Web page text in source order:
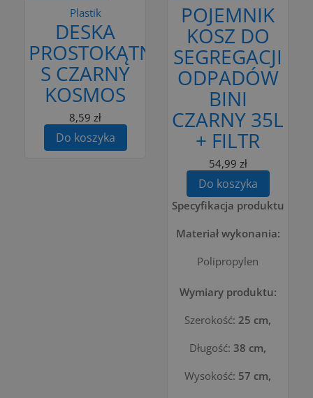
Plastik
DESKA
PROSTOKĄTNA
S CZARNY
KOSMOS
8,59 zł
Do koszyka
POJEMNIK
KOSZ DO
SEGREGACJI
ODPADÓW
BINI
CZARNY 35L
+ FILTR
54,99 zł
Do koszyka
Specyfikacja produktu
Materiał wykonania:
Polipropylen
Wymiary produktu:
Szerokość: 25 cm,
Długość: 38 cm,
Wysokość: 57 cm,